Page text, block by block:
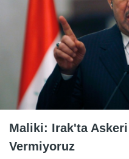
Maliki: Irak'ta
Vermiyoruz